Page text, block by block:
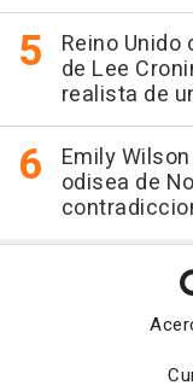
Reino
de Lee
realista de
Emily
odisea de